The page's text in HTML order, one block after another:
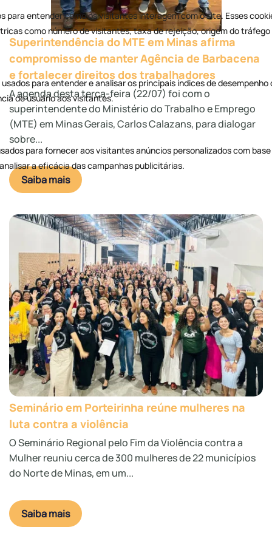
Superintendência do MTE em Minas afirma
compromisso de manter Agência de Barbacena
e fortalecer direitos dos trabalhadores
A agenda desta terça-feira (22/07) foi com o
superintendente do Ministério do Trabalho e Emprego
(MTE) em Minas Gerais, Carlos Calazans, para dialogar
sobre...
Saiba mais
Seminário em Porteirinha reúne mulheres na
luta contra a violência
O Seminário Regional pelo Fim da Violência contra a
Mulher reuniu cerca de 300 mulheres de 22 municípios
do Norte de Minas, em um...
Saiba mais